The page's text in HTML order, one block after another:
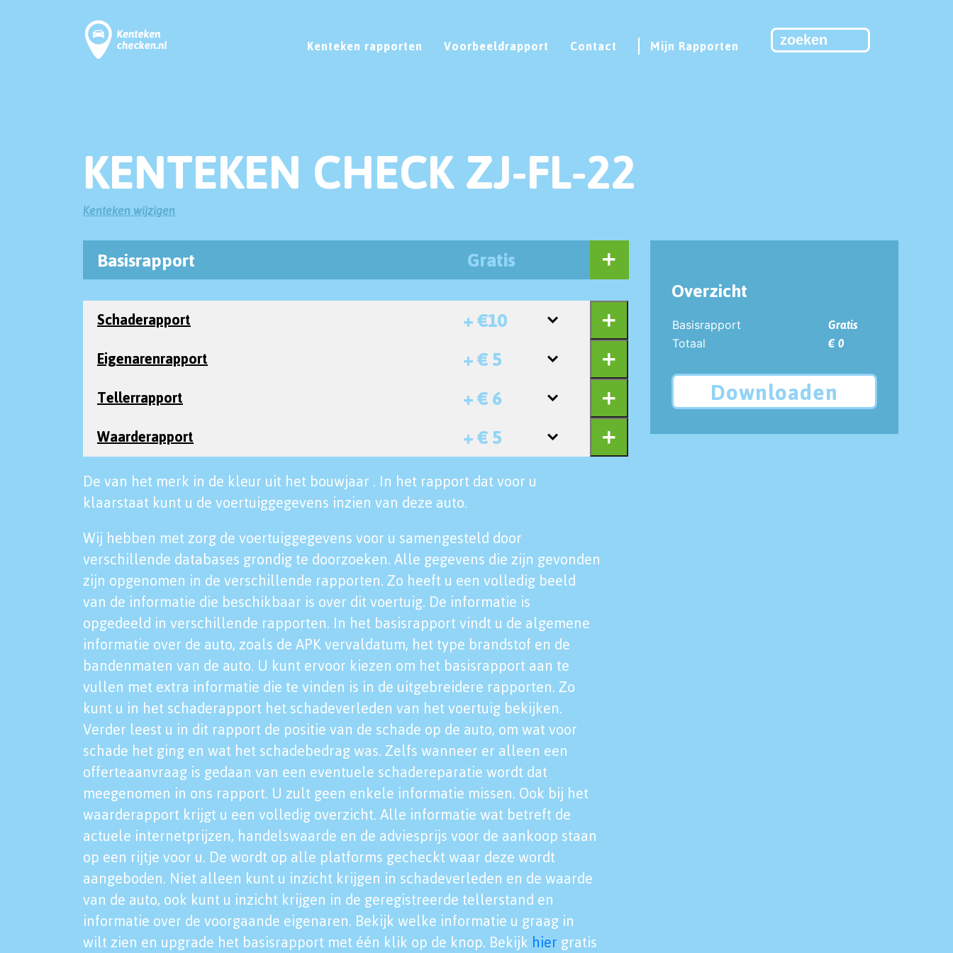
Kenteken rapporten Voorbeeldrapport Contact Mijn Rapporten
KENTEKEN CHECK ZJ-FL-22
Kenteken wijzigen
Basisrapport Gratis
Schaderapport + €10
Eigenarenrapport + € 5
Tellerrapport + € 6
Waarderapport + € 5
De van het merk in de kleur uit het bouwjaar . In het rapport dat voor u
klaarstaat kunt u de voertuiggegevens inzien van deze auto.
Wij hebben met zorg de voertuiggegevens voor u samengesteld door
verschillende databases grondig te doorzoeken. Alle gegevens die zijn gevonden
zijn opgenomen in de verschillende rapporten. Zo heeft u een volledig beeld
van de informatie die beschikbaar is over dit voertuig. De informatie is
opgedeeld in verschillende rapporten. In het basisrapport vindt u de algemene
informatie over de auto, zoals de APK vervaldatum, het type brandstof en de
bandenmaten van de auto. U kunt ervoor kiezen om het basisrapport aan te
vullen met extra informatie die te vinden is in de uitgebreidere rapporten. Zo
kunt u in het schaderapport het schadeverleden van het voertuig bekijken.
Verder leest u in dit rapport de positie van de schade op de auto, om wat voor
schade het ging en wat het schadebedrag was. Zelfs wanneer er alleen een
offerteaanvraag is gedaan van een eventuele schadereparatie wordt dat
meegenomen in ons rapport. U zult geen enkele informatie missen. Ook bij het
waarderapport krijgt u een volledig overzicht. Alle informatie wat betreft de
actuele internetprijzen, handelswaarde en de adviesprijs voor de aankoop staan
op een rijtje voor u. De wordt op alle platforms gecheckt waar deze wordt
aangeboden. Niet alleen kunt u inzicht krijgen in schadeverleden en de waarde
van de auto, ook kunt u inzicht krijgen in de geregistreerde tellerstand en
informatie over de voorgaande eigenaren. Bekijk welke informatie u graag in
wilt zien en upgrade het basisrapport met één klik op de knop. Bekijk hier gratis
Overzicht
Basisrapport
Gratis
Totaal
€ 0
Downloaden